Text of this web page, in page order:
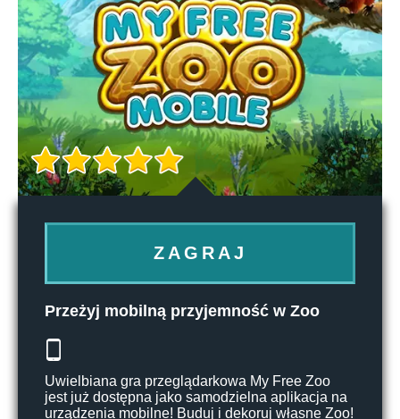
ZAGRAJ
Przeżyj mobilną przyjemność w Zoo
Uwielbiana gra przeglądarkowa My Free Zoo
jest już dostępna jako samodzielna aplikacja na
urządzenia mobilne! Buduj i dekoruj własne Zoo!